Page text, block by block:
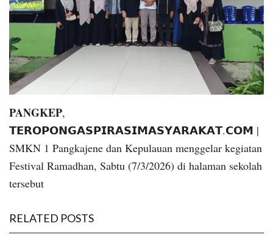
PANGKEP,
𝗧𝗘𝗥𝗢𝗣𝗢𝗡𝗚𝗔𝗦𝗣𝗜𝗥𝗔𝗦𝗜𝗠𝗔𝗦𝗬𝗔𝗥𝗔𝗞𝗔𝗧.𝗖𝗢𝗠 |
SMKN 1 Pangkajene dan Kepulauan menggelar kegiatan
Festival Ramadhan, Sabtu (7/3/2026) di halaman sekolah
tersebut
RELATED POSTS